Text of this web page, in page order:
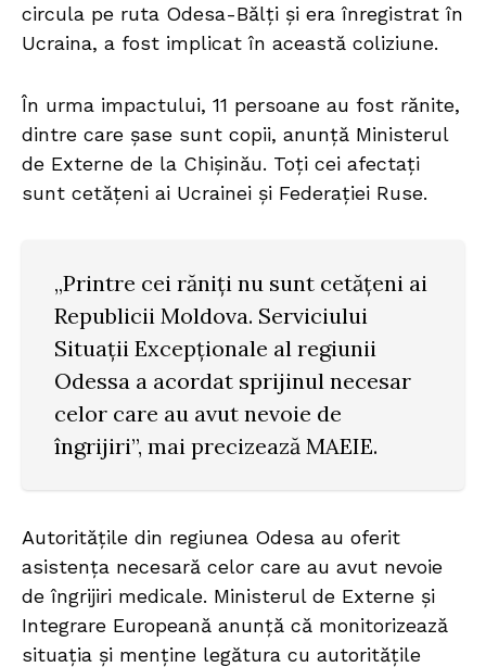
circula pe ruta Odesa-Bălți și era înregistrat în
Ucraina, a fost implicat în această coliziune.
În urma impactului, 11 persoane au fost rănite,
dintre care șase sunt copii, anunță Ministerul
de Externe de la Chișinău. Toți cei afectați
sunt cetățeni ai Ucrainei și Federației Ruse.
„Printre cei răniți nu sunt cetățeni ai
Republicii Moldova. Serviciului
Situații Excepționale al regiunii
Odessa a acordat sprijinul necesar
celor care au avut nevoie de
îngrijiri”, mai precizează MAEIE.
Autoritățile din regiunea Odesa au oferit
asistența necesară celor care au avut nevoie
de îngrijiri medicale. Ministerul de Externe și
Integrare Europeană anunță că monitorizează
situația și menține legătura cu autoritățile